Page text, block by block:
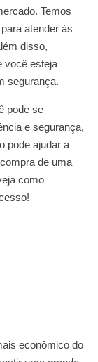
Temos
atender às
disso,
você esteja
segurança.
pode se
e segurança,
pode ajudar a
de uma
como
econômico do